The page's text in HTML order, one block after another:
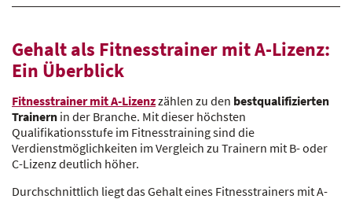
Gehalt als Fitnesstrainer mit A-Lizenz:
Ein Überblick
Fitnesstrainer mit A-Lizenzzählen zu den bestqualifizierten
Trainern in der Branche. Mit dieser höchsten
Qualifikationsstufe im Fitnesstraining sind die
Verdienstmöglichkeiten im Vergleich zu Trainern mit B- oder
C-Lizenz deutlich höher.
Durchschnittlich liegt das Gehalt eines Fitnesstrainers mit A-